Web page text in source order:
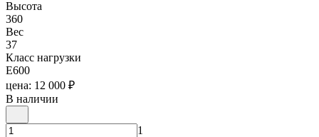
Высота
360
Вес
37
Класс нагрузки
E600
цена: 12 000 ₽
В наличии
1